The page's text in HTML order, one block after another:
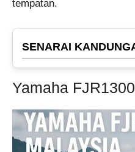
tempatan.
SENARAI
Yamaha